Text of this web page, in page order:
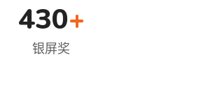
430+
银屏奖